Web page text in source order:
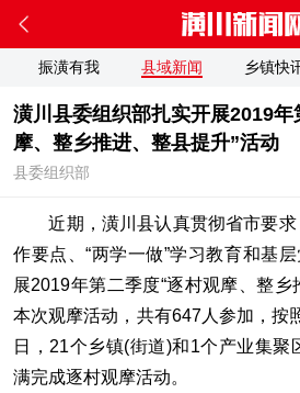
振潢有我 县域新闻 乡镇快
潢川县委组织部扎实开展2019年
摩、整乡推进、整县提升”活动
县委组织部
近期，潢川县认真贯彻省市要求
作要点、“两学一做”学习教育和基
展2019年第二季度“逐村观摩、整乡
本次观摩活动，共有647人参加，按
日，21个乡镇(街道)和1个产业集聚
满完成逐村观摩活动。